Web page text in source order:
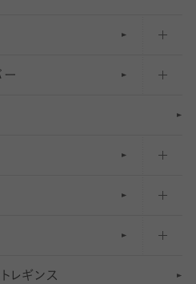
靴下
ソックス
ス（くるぶし上）
ー
クス（深め）
クス（ふつう）
クス（浅め）
（薄手タイツ）
グ
ト レ ギンス